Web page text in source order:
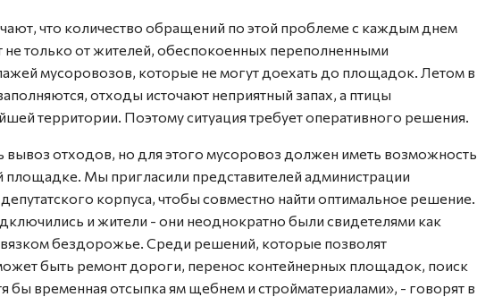
что количество обращений по этой проблеме с каждым днем
только от жителей, обеспокоенных переполненными
мусоровозов, которые не могут доехать до площадок. Летом в
отходы источают неприятный запах, а птицы
территории. Поэтому ситуация требует оперативного решения.
вывоз отходов, но для этого мусоровоз должен иметь возможность
площадке. Мы пригласили представителей администрации
корпуса, чтобы совместно найти оптимальное решение.
и жители - они неоднократно были свидетелями как
бездорожье. Среди решений, которые позволят
быть ремонт дороги, перенос контейнерных площадок, поиск
бы временная отсыпка ям щебнем и стройматериалами», - говорят в